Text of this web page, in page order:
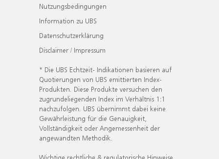
Nutzungsbedingungen
Information zu UBS
Datenschutzerklärung
Disclaimer / Impressum
* Die UBS Echtzeit- Indikationen basieren auf
Quotierungen von UBS emittierten Index-
Produkten. Diese Produkte versuchen den
zugrundeliegenden Index im Verhältnis 1:1
nachzufolgen. UBS übernimmt dabei keine
Gewährleistung für die Genauigkeit,
Vollständigkeit oder Angemessenheit der
angewandten Methodik.